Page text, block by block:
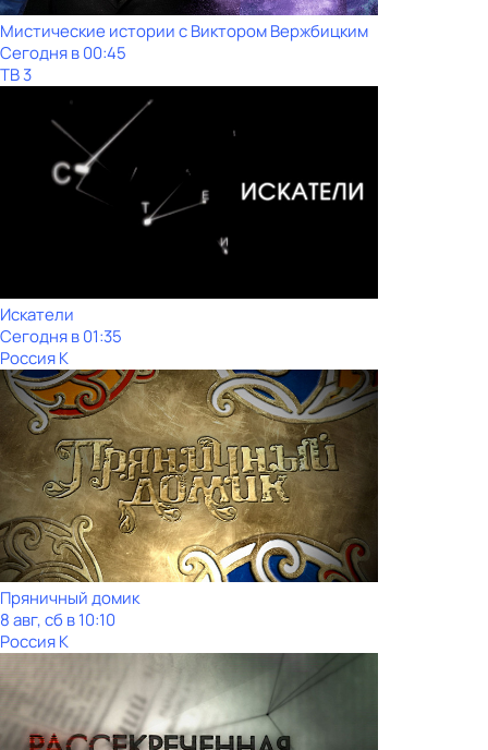
Мистические истории с Виктoром Bержбицким
Сегодня в 00:45
ТВ 3
Искатели
Сегодня в 01:35
Россия К
Пряничный домик
8 авг, сб в 10:10
Россия К